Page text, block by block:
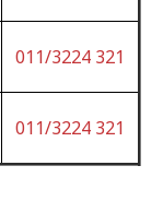
011/3224 321
011/3224 321